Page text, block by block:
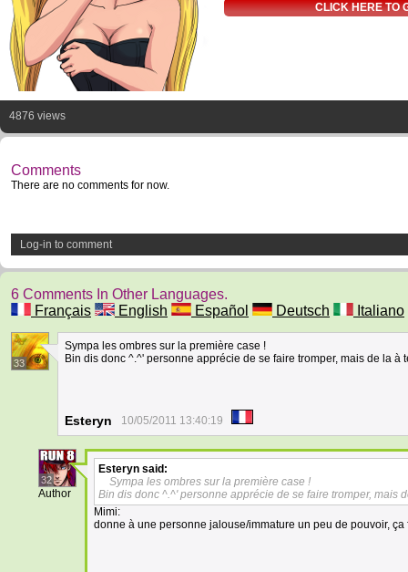
CLICK HERE TO
4876 views
Comments
There are no comments for now.
Log-in to comment
6 Comments In Other Languages.
Français
English Español Deutsch Italiano
33
Sympa les ombres sur la première case !
Bin dis donc ^.^' personne apprécie de se faire tromper, mais de la
Esteryn 10/05/2011 13:40:19
32
Author
Esteryn said:
Sympa les ombres sur la première case !
Bin dis donc ^.^' personne apprécie de se faire tromper, mais
Mimi:
donne à une personne jalouse/immature un peu de pouvoir, ça